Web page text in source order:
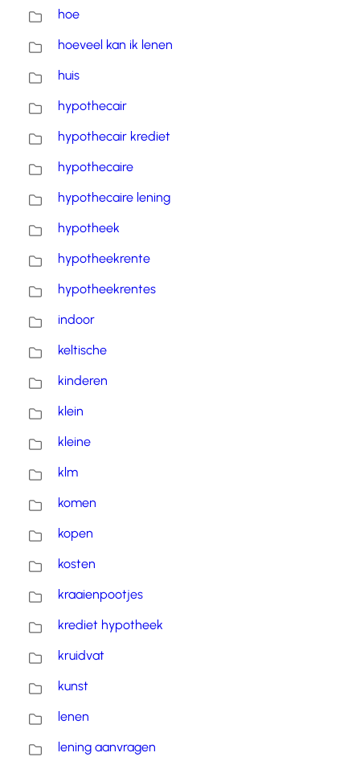
hoe
hoeveel kan ik lenen
huis
hypothecair
hypothecair krediet
hypothecaire
hypothecaire lening
hypotheek
hypotheekrente
hypotheekrentes
indoor
keltische
kinderen
klein
kleine
klm
komen
kopen
kosten
kraaienpootjes
krediet hypotheek
kruidvat
kunst
lenen
lening aanvragen